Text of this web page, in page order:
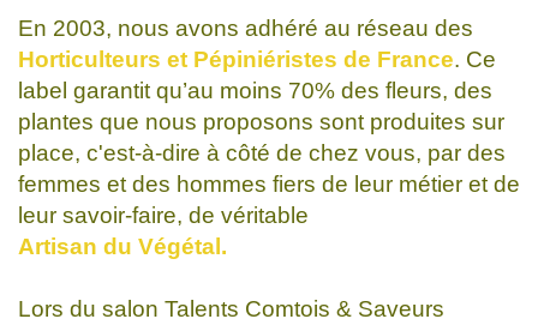
En 2003, nous avons adhéré au réseau des
Horticulteurs et Pépiniéristes de France. Ce
label garantit qu’au moins 70% des fleurs, des
plantes que nous proposons sont produites sur
place, c'est-à-dire à côté de chez vous, par des
femmes et des hommes fiers de leur métier et de
leur savoir-faire, de véritable
Artisan du Végétal.
Lors du salon Talents Comtois & Saveurs